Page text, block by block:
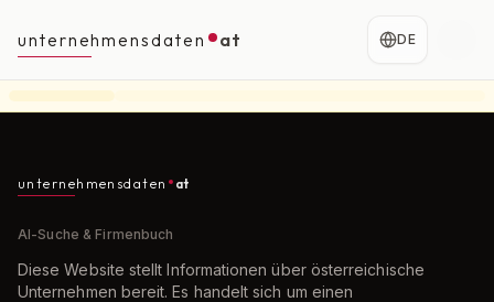
unternehmensdaten at DE
unternehmensdaten at
AI-Suche & Firmenbuch
Diese Website stellt Informationen über österreichische
Unternehmen bereit. Es handelt sich um einen